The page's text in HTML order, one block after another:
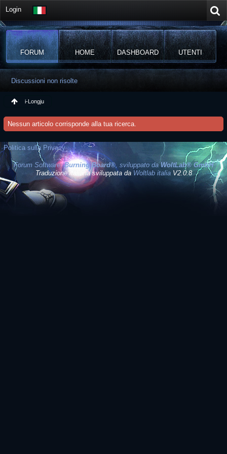
Login
FORUM HOME DASHBOARD UTENTI
Discussioni non risolte
i-Longju
Nessun articolo corrisponde alla tua ricerca.
Politica sulla Privacy
Forum Software:Burning Board®, sviluppato daWoltLab® GmbH
Traduzione italiana sviluppata da Woltlab italiaV2.0.8